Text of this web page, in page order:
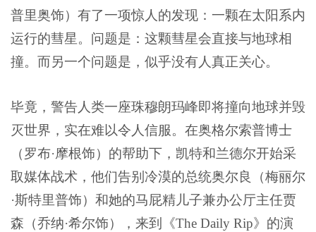
普里奥饰）有了一项惊人的发现：一颗在太阳系内
运行的彗星。问题是：这颗彗星会直接与地球相
撞。而另一个问题是，似乎没有人真正关心。
毕竟，警告人类一座珠穆朗玛峰即将撞向地球并毁
灭世界，实在难以令人信服。在奥格尔索普博士
（罗布·摩根饰）的帮助下，凯特和兰德尔开始采
取媒体战术，他们告别冷漠的总统奥尔良（梅丽尔
·斯特里普饰）和她的马屁精儿子兼办公厅主任贾
森（乔纳·希尔饰），来到《The Daily Rip》的演